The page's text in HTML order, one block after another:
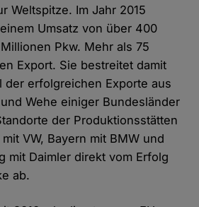
Weltspitze. Im Jahr 2015
Umsatz von über 400
Pkw. Mehr als 75
Export. Sie bestreitet damit
der erfolgreichen Exporte aus
Wehe einiger Bundesländer
der Produktionsstätten
VW, Bayern mit BMW und
mit Daimler direkt vom Erfolg
ab.